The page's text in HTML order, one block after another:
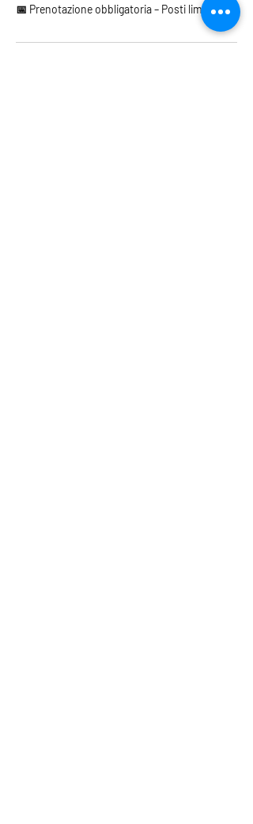
📅 Prenotazione obbligatoria – Posti limitati